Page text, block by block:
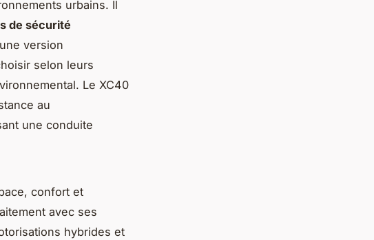
urbains. Il
de sécurité
version
selon leurs
Le XC40
au
une conduite
confort et
avec ses
hybrides et